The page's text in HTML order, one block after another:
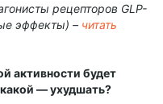
рецепторов GLP-
эффекты) – читать
активности будет
— ухудшать?